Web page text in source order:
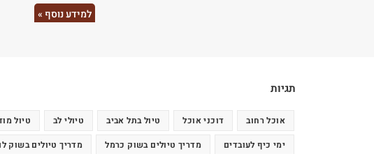
למידע נוסף »
תגיות
אוכל רחוב דוכני אוכל טיול בתל אביב טיולי לב טיול
ימי כיף לעובדים
מדריך טיולים בשוק כרמל מדריך טיולים בשוק